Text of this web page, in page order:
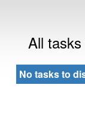
All
No tasks to